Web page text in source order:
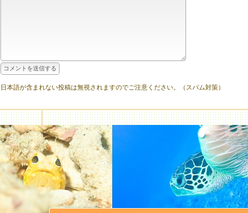
日本語が含まれない投稿は無視されますのでご注意ください。（スパム対策）